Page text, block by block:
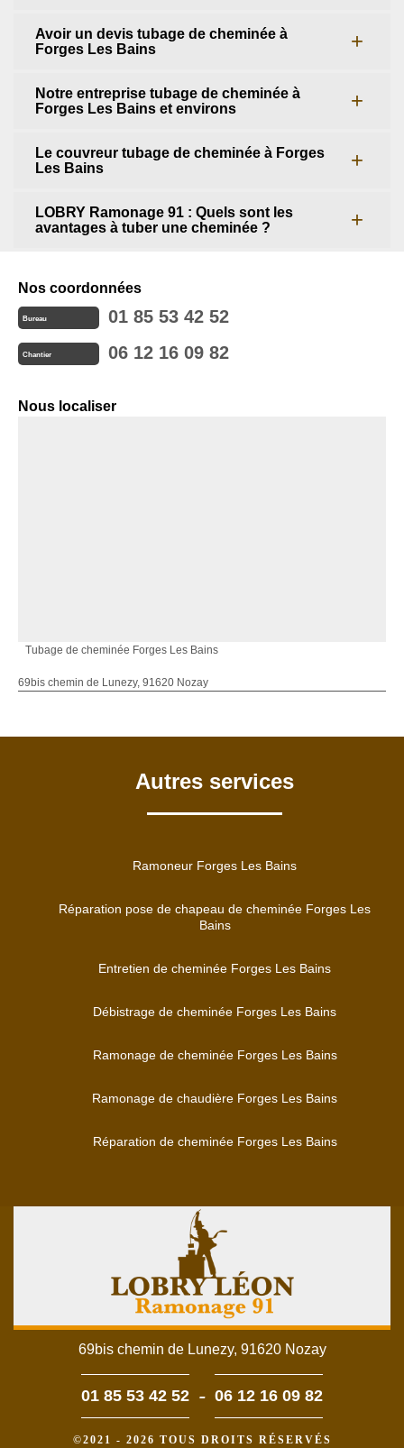
Avoir un devis tubage de cheminée à
Forges Les Bains
Notre entreprise tubage de cheminée à
Forges Les Bains et environs
Le couvreur tubage de cheminée à Forges
Les Bains
LOBRY Ramonage 91 : Quels sont les
avantages à tuber une cheminée ?
Nos coordonnées
Bureau 01 85 53 42 52
Chantier 06 12 16 09 82
Nous localiser
Tubage de cheminée Forges Les Bains
69bis chemin de Lunezy, 91620 Nozay
Autres services
Ramoneur Forges Les Bains
Réparation pose de chapeau de cheminée Forges Les
Bains
Entretien de cheminée Forges Les Bains
Débistrage de cheminée Forges Les Bains
Ramonage de cheminée Forges Les Bains
Ramonage de chaudière Forges Les Bains
Réparation de cheminée Forges Les Bains
69bis chemin de Lunezy, 91620 Nozay
01 85 53 42 52 - 06 12 16 09 82
©2021 - 2026 TOUS DROITS RÉSERVÉS